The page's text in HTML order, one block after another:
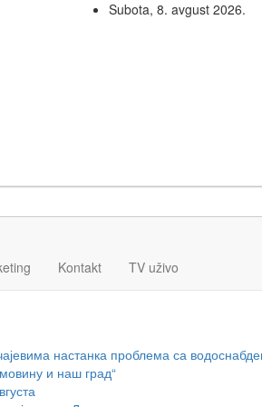
Subota, 8. avgust 2026.
Kontakt TV uživo
настанка проблема са
и наш град“